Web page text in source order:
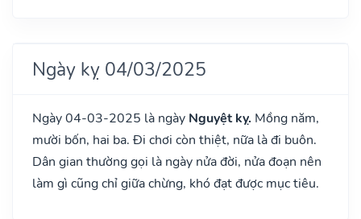
Ngày kỵ 04/03/2025
Ngày 04-03-2025 là ngày Nguyệt kỵ. Mồng năm,
mười bốn, hai ba. Đi chơi còn thiệt, nữa là đi buôn.
Dân gian thường gọi là ngày nửa đời, nửa đoạn nên
làm gì cũng chỉ giữa chừng, khó đạt được mục tiêu.